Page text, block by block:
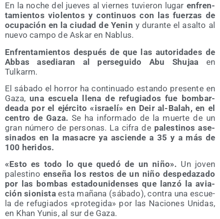
En la noche del jue­ves al vier­nes tuvie­ron lugar enfren­
ta­mien­tos vio­len­tos y con­ti­nuos con las fuer­zas de
ocu­pa­ción en la ciu­dad de Yenin y duran­te el asal­to al
nue­vo cam­po de Askar en Nablus.
Enfren­ta­mien­tos des­pués de que las auto­ri­da­des de
Abbas ase­dia­ran al per­se­gui­do Abu Shu­jaa en
Tulkarm.
El sába­do el horror ha con­ti­nua­do estan­do pre­sen­te en
Gaza, una escue­la lle­na de refu­gia­dos fue bom­bar­
dea­da por el ejér­ci­to «israe­lí» en Deir al-Balah, en el
cen­tro de Gaza. Se ha infor­ma­do de la muer­te de un
gran núme­ro de per­so­nas. La cifra de pales­ti­nos ase­
si­na­dos en la masa­cre ya ascien­de a 35 y a más de
100 heridos.
«Esto es todo lo que que­dó de un niño». Un joven
pales­tino ense­ña los res­tos de un niño des­pe­da­za­do
por las bom­bas esta­dou­ni­den­ses que lan­zó la avia­
ción sio­nis­taesta maña­na (sába­do), con­tra una escue­
la de refu­gia­dos «pro­te­gi­da» por las Nacio­nes Uni­das,
en Khan Yunis, al sur de Gaza.